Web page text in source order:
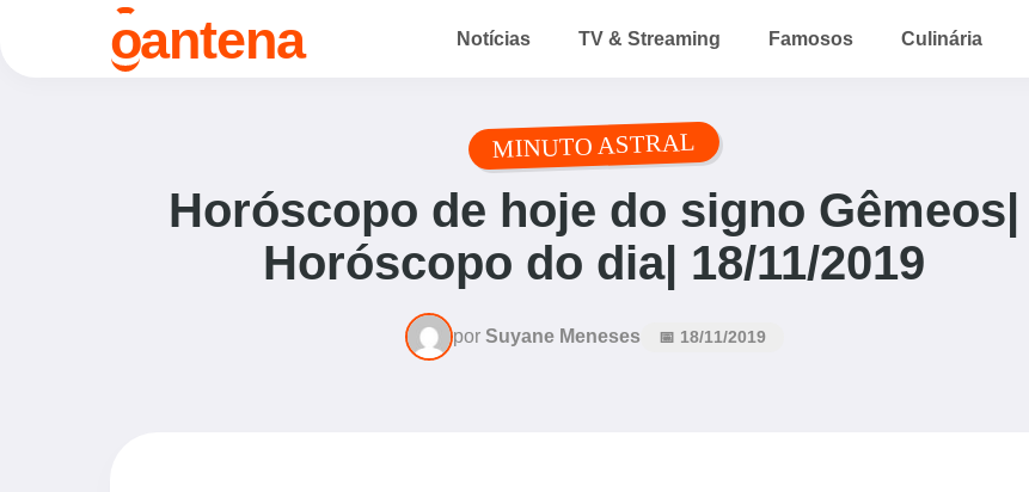
oantena Notícias TV & Streaming Famosos Culinária
MINUTO ASTRAL
Horóscopo de hoje do signo Gêmeos|
Horóscopo do dia| 18/11/2019
por Suyane Meneses 📅 18/11/2019